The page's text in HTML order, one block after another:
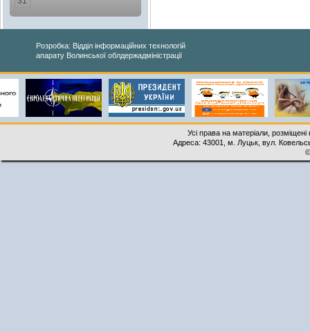
Розробка: Відділ інформаційних технологій
апарату Волинської облдержадміністрації
Усі права на матеріали,
Адреса: 43001, м. Луцьк, вул.